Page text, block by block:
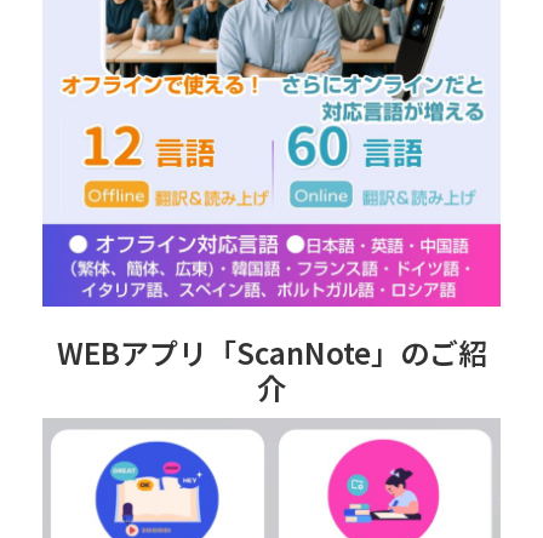
WEBアプリ「ScanNote」のご紹
介